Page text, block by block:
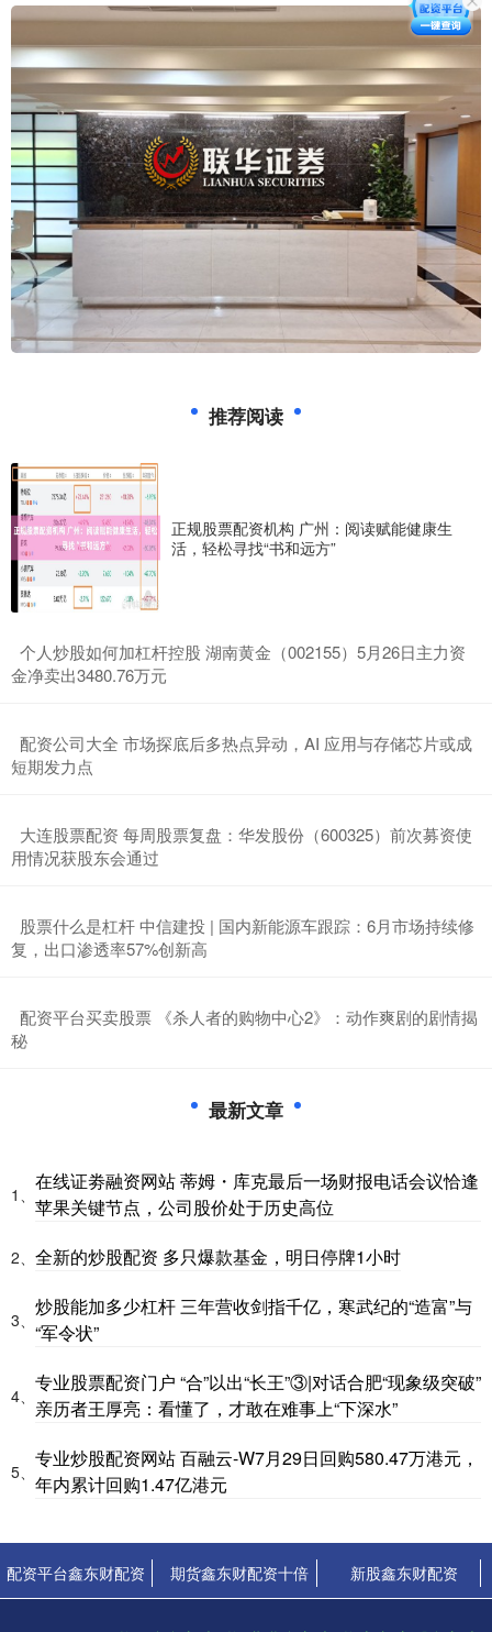
推荐阅读
正规股票配资机构 广州：阅读赋能健康生
活，轻松寻找“书和远方”
​个人炒股如何加杠杆控股 湖南黄金（002155）5月26日主力资
金净卖出3480.76万元
​配资公司大全 市场探底后多热点异动，AI 应用与存储芯片或成
短期发力点
​大连股票配资 每周股票复盘：华发股份（600325）前次募资使
用情况获股东会通过
​股票什么是杠杆 中信建投 | 国内新能源车跟踪：6月市场持续修
复，出口渗透率57%创新高
​配资平台买卖股票 《杀人者的购物中心2》：动作爽剧的剧情揭
秘
最新文章
1、
在线证劵融资网站 蒂姆・库克最后一场财报电话会议恰逢
苹果关键节点，公司股价处于历史高位
2、 全新的炒股配资 多只爆款基金，明日停牌1小时
3、
炒股能加多少杠杆 三年营收剑指千亿，寒武纪的“造富”与
“军令状”
4、
专业股票配资门户 “合”以出“长王”③|对话合肥“现象级突破”
亲历者王厚亮：看懂了，才敢在难事上“下深水”
5、
专业炒股配资网站 百融云-W7月29日回购580.47万港元，
年内累计回购1.47亿港元
配资平台鑫东财配资 期货鑫东财配资十倍 新股鑫东财配资